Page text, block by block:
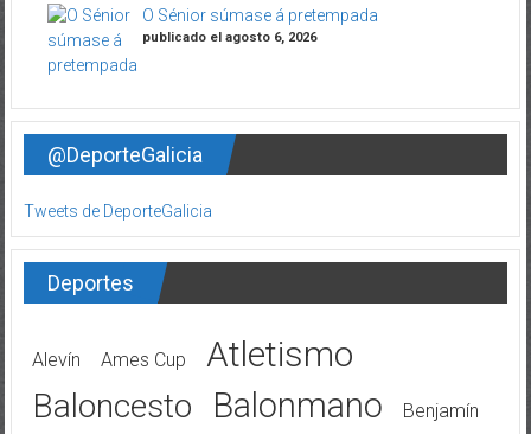
O Sénior súmase á pretempada
publicado el agosto 6, 2026
@DeporteGalicia
Tweets de DeporteGalicia
Deportes
Alevín Ames Cup Atletismo
Baloncesto Balonmano
Benjamín